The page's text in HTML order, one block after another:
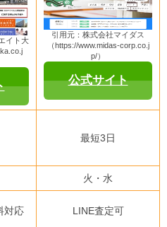
イト大
引用元：株式会社マイダス
（https://www.midas-corp.co.j
p/）
公式サイト
最短3日
火・水
対応 LINE査定可